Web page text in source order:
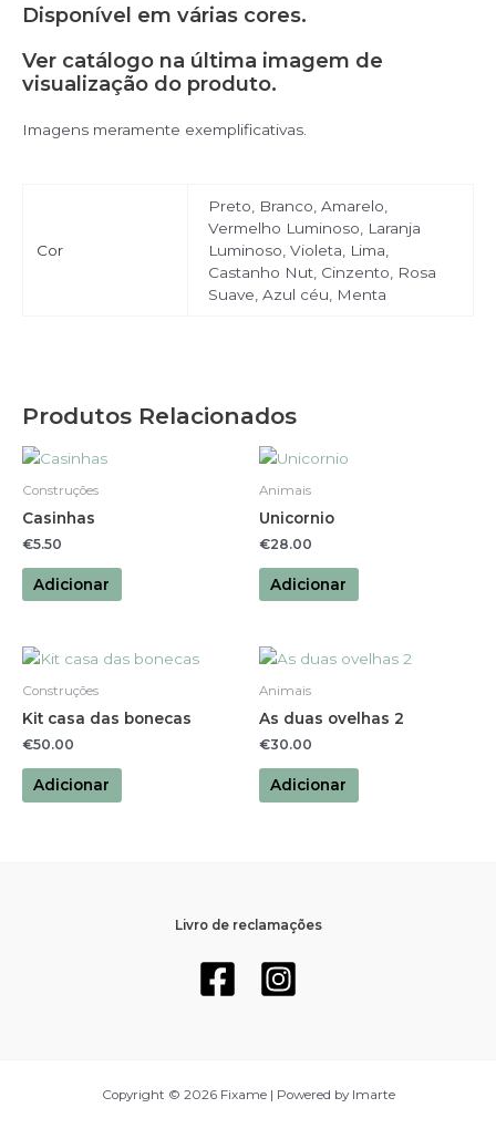
Disponível em várias cores.
Ver catálogo na última imagem de
visualização do produto.
Imagens meramente exemplificativas.
Cor
Preto, Branco, Amarelo,
Vermelho Luminoso, Laranja
Luminoso, Violeta, Lima,
Castanho Nut, Cinzento, Rosa
Suave, Azul céu, Menta
Produtos Relacionados
Construções
Casinhas
€5.50
Adicionar
Animais
Unicornio
€28.00
Adicionar
Construções
Kit casa das bonecas
€50.00
Adicionar
Animais
As duas ovelhas 2
€30.00
Adicionar
Livro de reclamações
Copyright © 2026 Fixame | Powered by Imarte